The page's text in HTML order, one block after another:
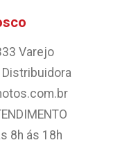
Varejo
8h ás 18h